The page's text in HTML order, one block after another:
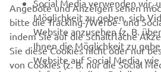
ABONNIEREN
Lesen Sie unsere Datenschutzrichtlinie,
Möglichkeit zu geben, sich
Website anzusehen (z. B.
Ihnen die Möglichkeit zu
Website auf Social Media, wie
Angebote und Anzeigen sehen
bitte die Tracking-/Werbe- und
indem Sie auf die Schaltfläche
Sie diese Cookies nicht oder nur
von Cookies (z. B. nur die Social